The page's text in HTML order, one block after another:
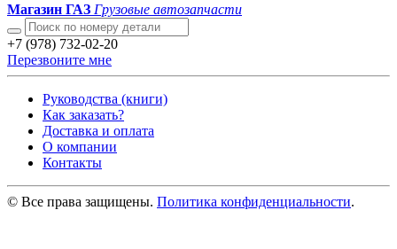
Магазин ГАЗ Грузовые автозапчасти
+7 (978) 732-02-20
Перезвоните мне
Руководства (книги)
Как заказать?
Доставка и оплата
О компании
Контакты
© Все права защищены. Политика конфиденциальности.